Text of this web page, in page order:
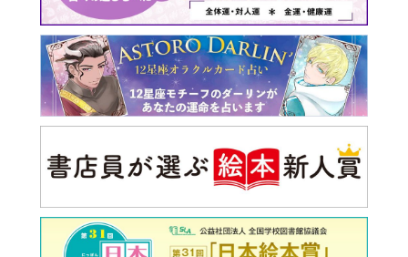
実家の処分から終の棲家ま
でどうする？60代からの家
モンダイ
最新号
次号予告
バックナンバー
注目トピ